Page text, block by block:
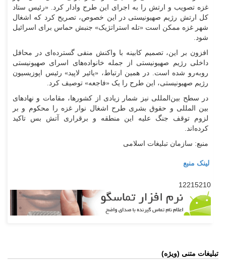
غزه تصویب و ارتش را به اجرای این طرح وادار کرد. «رئیس ستاد
کل ارتش رژیم صهیونیستی در این خصوص، تصریح کرد که اشغال
شهر غزه ممکن است «تله استراتژیک» جنبش حماس برای اسرائیل
شود.
افزون بر این، تصمیم کابینه با واکنش منفی گسترده‌ای در محافل
داخلی رژیم صهیونیستی از جمله خانواده‌های اسرای صهیونیستی
رو‌به‌رو شده است. در همین ارتباط، «یائیر لاپید» رئیس اپوزیسیون
رژیم صهیونیستی، این طرح را یک «فاجعه» توصیف کرد.
در سطح بین‌المللی نیز شمار زیادی از کشورها، مقامات و نهاد‌های
بین المللی و حقوق بشری طرح اشغال نوار غزه را محکوم و بر
لزوم توقف جنگ علیه این منطقه و برقراری آتش بس تاکید
کرده‌اند.
منبع: سازمان تبلیغات اسلامی
لینک منبع
12215210
تبلیغات متنی (ویژه)